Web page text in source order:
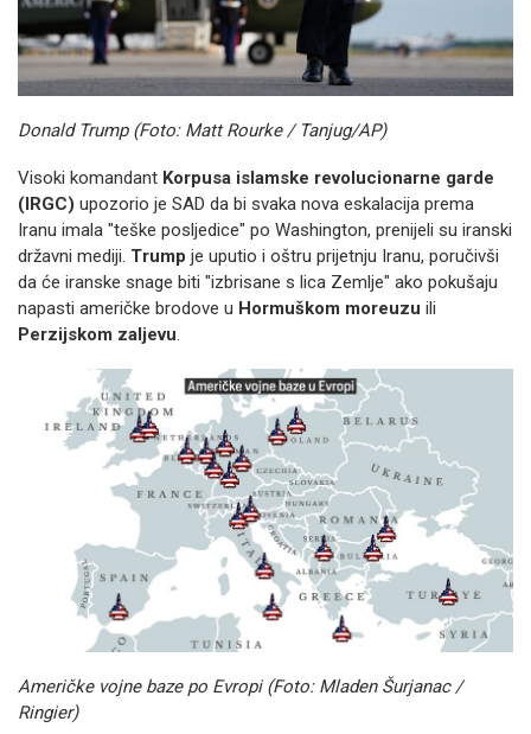
Donald Trump (Foto: Matt Rourke / Tanjug/AP)
Visoki komandant Korpusa islamske revolucionarne garde
(IRGC) upozorio je SAD da bi svaka nova eskalacija prema
Iranu imala "teške posljedice" po Washington, prenijeli su iranski
državni mediji. Trump je uputio i oštru prijetnju Iranu, poručivši
da će iranske snage biti "izbrisane s lica Zemlje" ako pokušaju
napasti američke brodove u Hormuškom moreuzu ili
Perzijskom zaljevu.
Američke vojne baze po Evropi (Foto: Mladen Šurjanac /
Ringier)